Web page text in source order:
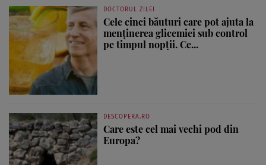
DOCTORUL ZILEI
Cele cinci băuturi care pot ajuta la
menținerea glicemiei sub control
pe timpul nopții. Ce...
DESCOPERA.RO
Care este cel mai vechi pod din
Europa?